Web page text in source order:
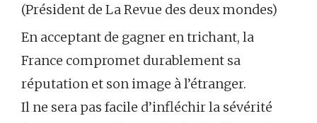
(Président de La Revue des deux mondes)
En acceptant de gagner en trichant, la
France compromet durablement sa
réputation et son image à l’étranger.
Il ne sera pas facile d’infléchir la sévérité